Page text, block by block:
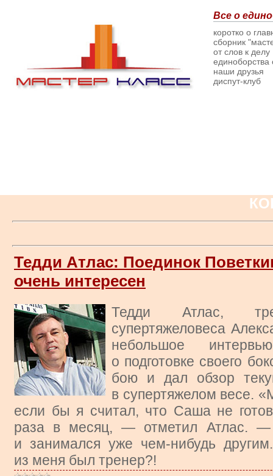
Все о
коротко о
сборник
от слов к делу
наши друзья
диспут-клуб
Тедди Атлас: Поединок
очень интересен
Тедди Атлас,
супертяжеловеса
небольшое
о подготовке своего
бою и дал обзор
в супертяжелом весе.
если бы я считал, что Саша не
раза в месяц, — отметил Атлас.
и занимался уже чем-нибудь
из меня был тренер?!